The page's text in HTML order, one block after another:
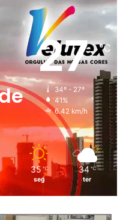
27℃
34º - 27º
41%
6.42 km/h
35 ℃
seg
34 ℃
ter